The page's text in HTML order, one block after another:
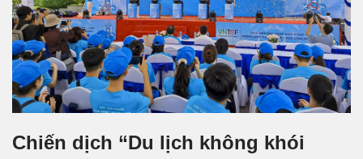
Chiến dịch “Du lịch không khói